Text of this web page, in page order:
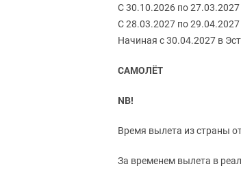
С 30.10.2026 по
С 28.03.2027 по
Начиная с 30.04.2027 в
САМОЛЁТ
NB!
Время вылета из страны
За временем вылета в